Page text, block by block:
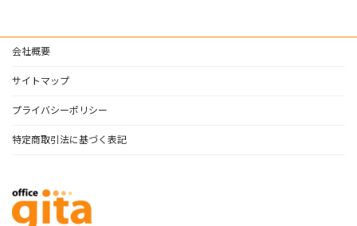
会社概要
サイトマップ
プライバシーポリシー
特定商取引法に基づく表記